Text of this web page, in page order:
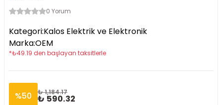
0 Yorum
Kategori:Kalos Elektrik ve Elektronik
Marka:OEM
*₺49.19 den başlayan taksitlerle
%50 ₺ 1,184.17
₺ 590.32